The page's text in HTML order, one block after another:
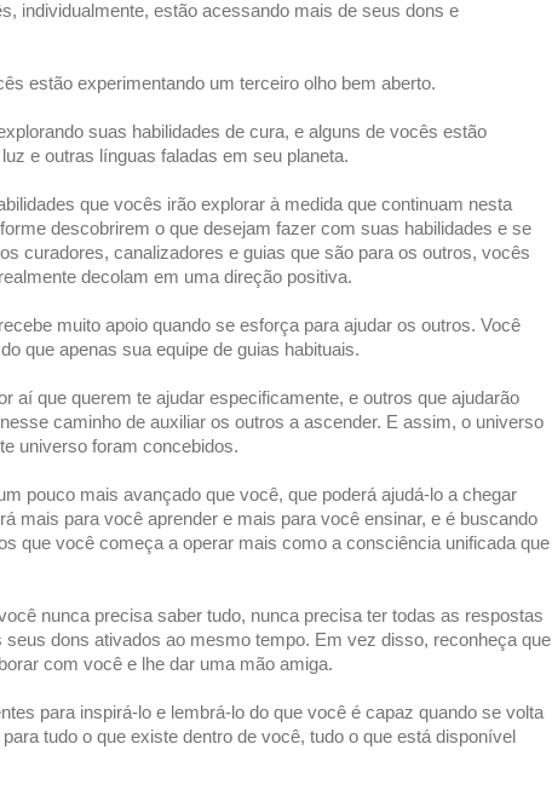
individualmente, estão acessando mais de seus dons e
estão experimentando um terceiro olho bem aberto.
suas habilidades de cura, e alguns de vocês estão
e outras línguas faladas em seu planeta.
que vocês irão explorar à medida que continuam nesta
descobrirem o que desejam fazer com suas habilidades e se
curadores, canalizadores e guias que são para os outros, vocês
decolam em uma direção positiva.
muito apoio quando se esforça para ajudar os outros. Você
que apenas sua equipe de guias habituais.
aí que querem te ajudar especificamente, e outros que ajudarão
caminho de auxiliar os outros a ascender. E assim, o universo
universo foram concebidos.
pouco mais avançado que você, que poderá ajudá-lo a chegar
mais para você aprender e mais para você ensinar, e é buscando
que você começa a operar mais como a consciência unificada que
nunca precisa saber tudo, nunca precisa ter todas as respostas
seus dons ativados ao mesmo tempo. Em vez disso, reconheça que
com você e lhe dar uma mão amiga.
para inspirá-lo e lembrá-lo do que você é capaz quando se volta
tudo o que existe dentro de você, tudo o que está disponível